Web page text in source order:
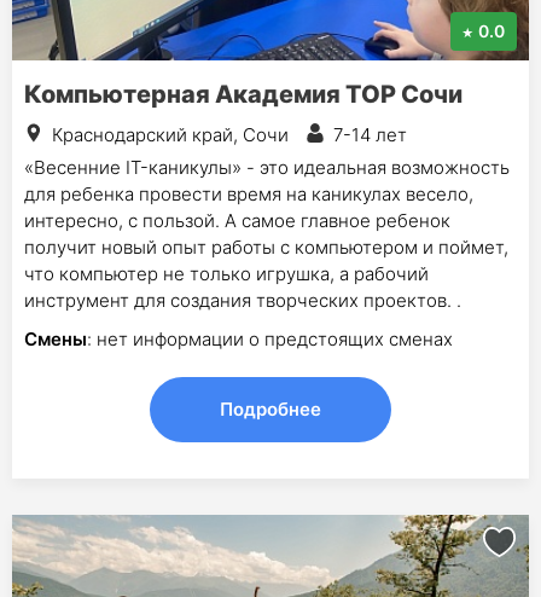
0.0
Компьютерная Академия TOP Сочи
Краснодарский край, Сочи
7-14 лет
«Весенние IT-каникулы» - это идеальная возможность
для ребенка провести время на каникулах весело,
интересно, с пользой. А самое главное ребенок
получит новый опыт работы с компьютером и поймет,
что компьютер не только игрушка, а рабочий
инструмент для создания творческих проектов. .
Смены: нет информации о предстоящих сменах
Подробнее